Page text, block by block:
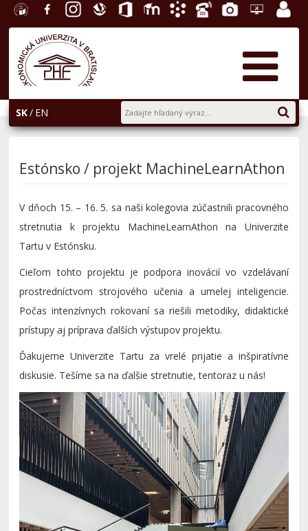
EU v
Bratislave
FacebookInstagramSlovenská
ekonomická
knižnica
Office E-
Akademický
TelefónnyFotogaléria
Helpdesk
SK EN
Estónsko / projekt MachineLearnAthon
V dňoch 15. – 16. 5. sa naši kolegovia zúčastnili pracovného
stretnutia k projektu MachineLearnAthon na Univerzite
Tartu v Estónsku.
Cieľom tohto projektu je podpora inovácií vo vzdelávaní
prostredníctvom strojového učenia a umelej inteligencie.
Počas intenzívnych rokovaní sa riešili metodiky, didaktické
prístupy aj príprava ďalších výstupov projektu.
Ďakujeme Univerzite Tartu za vrelé prijatie a inšpiratívne
diskusie. Tešíme sa na ďalšie stretnutie, tentoraz u nás!